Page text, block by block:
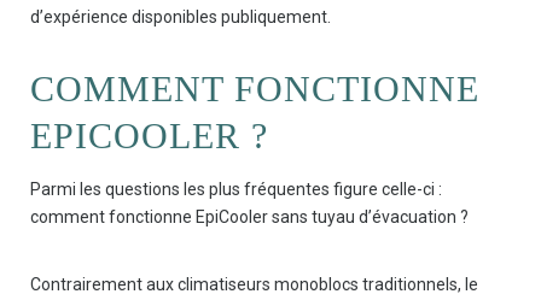
d’expérience disponibles publiquement.
COMMENT FONCTIONNE
EPICOOLER ?
Parmi les questions les plus fréquentes figure celle-ci :
comment fonctionne EpiCooler sans tuyau d’évacuation ?
Contrairement aux climatiseurs monoblocs traditionnels, le